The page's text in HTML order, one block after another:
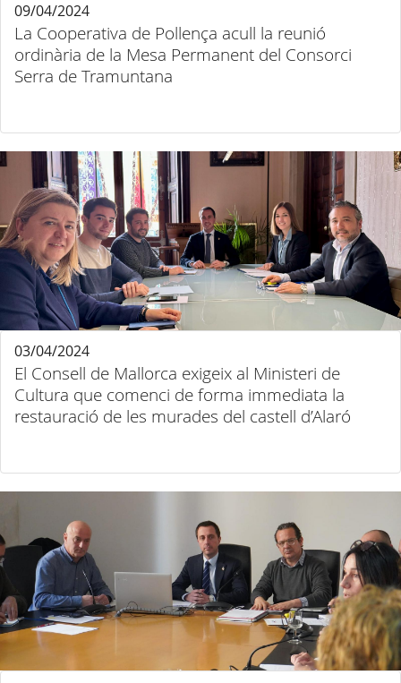
La Cooperativa de Pollença acull la reunió
ordinària de la Mesa Permanent del Consorci
Serra de Tramuntana
09/04/2024
El Consell de Mallorca exigeix al Ministeri de
Cultura que comenci de forma immediata la
restauració de les murades del castell d’Alaró
03/04/2024